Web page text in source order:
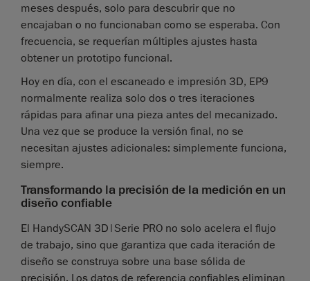
meses después, solo para descubrir que no
encajaban o no funcionaban como se esperaba. Con
frecuencia, se requerían múltiples ajustes hasta
obtener un prototipo funcional.
Hoy en día, con el escaneado e impresión 3D, EP9
normalmente realiza solo dos o tres iteraciones
rápidas para afinar una pieza antes del mecanizado.
Una vez que se produce la versión final, no se
necesitan ajustes adicionales: simplemente funciona,
siempre.
Transformando la precisión de la medición en un
diseño confiable
El HandySCAN 3D|Serie PRO no solo acelera el flujo
de trabajo, sino que garantiza que cada iteración de
diseño se construya sobre una base sólida de